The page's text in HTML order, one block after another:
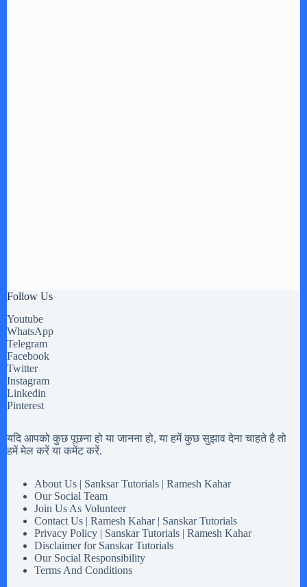
Follow Us
Youtube
WhatsApp
Telegram
Facebook
Twitter
Instagram
Linkedin
Pinterest
यदि आपको कुछ पूछना हो या जानना हो, या हमें कुछ सुझाव देना चाहते है तो
हमें मेल करें या कमेंट करें.
About Us | Sanksar Tutorials | Ramesh Kahar
Our Social Team
Join Us As Volunteer
Contact Us | Ramesh Kahar | Sanskar Tutorials
Privacy Policy | Sanskar Tutorials | Ramesh Kahar
Disclaimer for Sanskar Tutorials
Our Social Responsibility
Terms And Conditions